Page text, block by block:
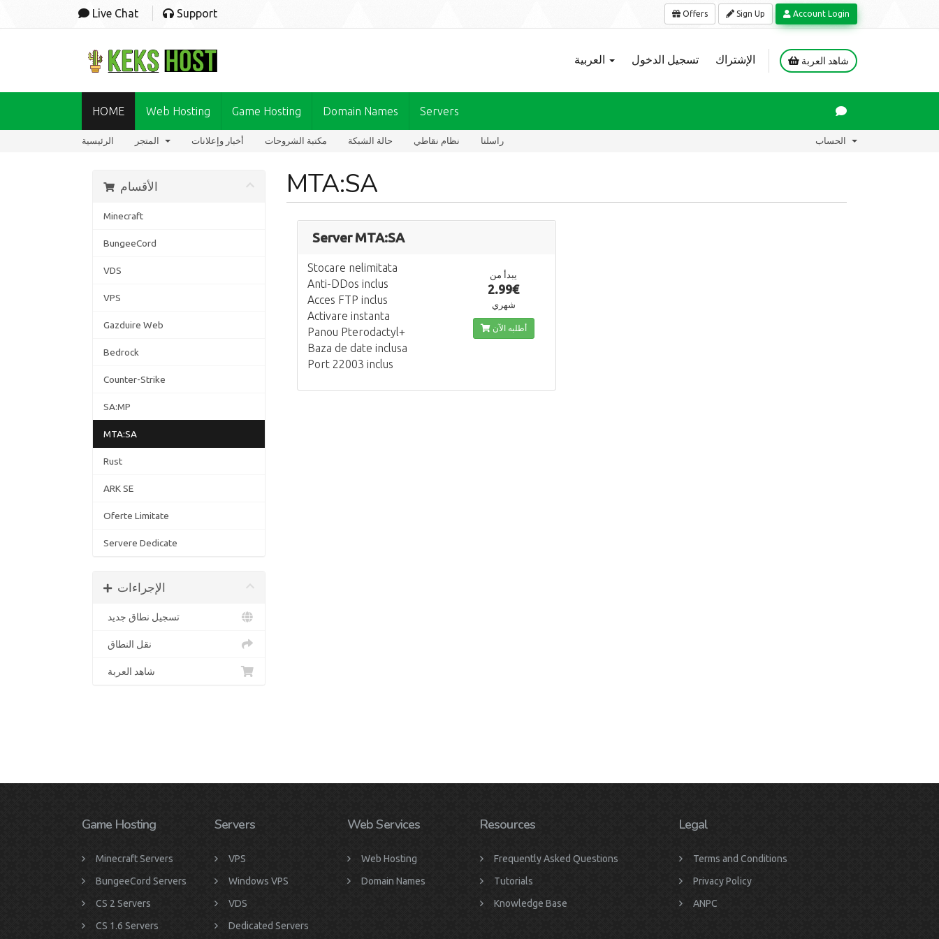
Live Chat Support Offers Sign Up Account Login
تسجيل الدخول الإشتراك شاهد العربة
HOME Web Hosting Game Hosting Domain Names Servers
الرئيسية أخبار وإعلانات مكتبة الشروحات حالة الشبكة نظام نقاطي راسلنا
MTA:SA الأقسام
Minecraft
BungeeCord
VDS
VPS
Gazduire Web
Bedrock
Counter-Strike
SA:MP
MTA:SA
Rust
ARK SE
Oferte Limitate
Servere Dedicate
الإجراءات
تسجيل نطاق جديد
نقل النطاق
شاهد العربة
Server MTA:SA
Stocare nelimitata
Anti-DDos inclus
Acces FTP inclus
Activare instanta
Panou Pterodactyl+
Baza de date inclusa
Port 22003 inclus
يبدأ من
2.99€
شهري
أطلبه الآن
Game Hosting
Minecraft Servers
BungeeCord Servers
CS 2 Servers
CS 1.6 Servers
Servers
VPS
Windows VPS
VDS
Dedicated Servers
Web Services
Web Hosting
Domain Names
Resources
Frequently Asked Questions
Tutorials
Knowledge Base
Legal
Terms and Conditions
Privacy Policy
ANPC